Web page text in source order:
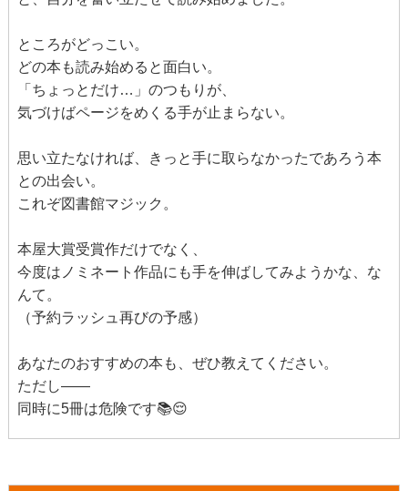
ところがどっこい。
どの本も読み始めると面白い。
「ちょっとだけ…」のつもりが、
気づけばページをめくる手が止まらない。
思い立たなければ、きっと手に取らなかったであろう本
との出会い。
これぞ図書館マジック。
本屋大賞受賞作だけでなく、
今度はノミネート作品にも手を伸ばしてみようかな、な
んて。
（予約ラッシュ再びの予感）
あなたのおすすめの本も、ぜひ教えてください。
ただし——
同時に5冊は危険です📚😌